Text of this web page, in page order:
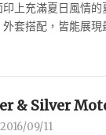
印上充滿夏日風情
套搭配，皆能展
& Silver
2016/09/11